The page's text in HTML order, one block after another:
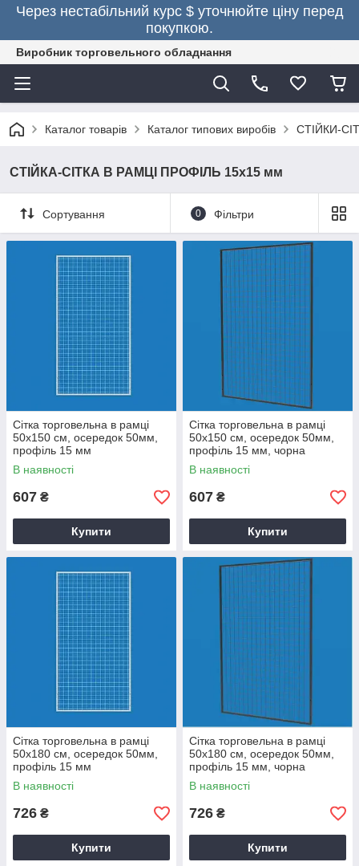
Через нестабільний курс $ уточнюйте ціну перед
покупкою.
Виробник торговельного обладнання
Каталог товарів Каталог типових виробів СТІЙКИ-
СТІЙКА-СІТКА В РАМЦІ ПРОФІЛЬ 15х15 мм
Сортування 0 Фільтри
Сітка торговельна в рамці
50х150 см, осередок 50мм,
профіль 15 мм
В наявності
607 ₴
Купити
Сітка торговельна в рамці
50х150 см, осередок 50мм,
профіль 15 мм, чорна
В наявності
607 ₴
Купити
Сітка торговельна в рамці
50х180 см, осередок 50мм,
профіль 15 мм
В наявності
726 ₴
Купити
Сітка торговельна в рамці
50х180 см, осередок 50мм,
профіль 15 мм, чорна
В наявності
726 ₴
Купити